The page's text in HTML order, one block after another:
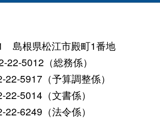
島根県松江市殿町1番地
22-5012（総務係）
（予算調整係）
（文書係）
（法令係）